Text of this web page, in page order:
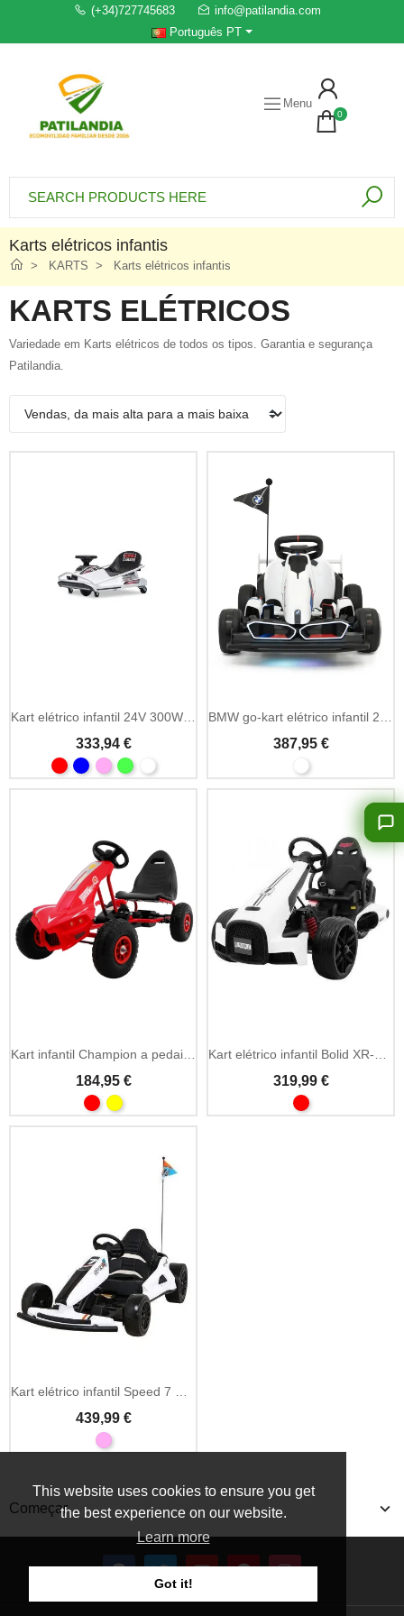
This website uses cookies to ensure you get
the best experience on our website.
Learn more
Got it!
(+34)727745683
info@patilandia.com
Português PT
Menu
0
Karts elétricos infantis
KARTS Karts elétricos infantis
Começar
KARTS ELÉTRICOS
Variedade em Karts elétricos de todos os tipos. Garantia e segurança
Patilandia.
333,94 € 387,95 €
184,95 € 319,99 €
439,99 €